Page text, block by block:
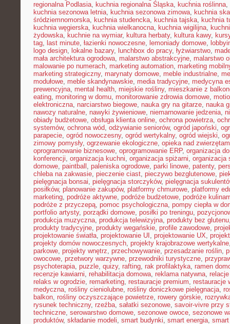
regionalna Podlasia, kuchnia regionalna Śląska, kuchnia roślinna,
kuchnia sezonowa letnia, kuchnia sezonowa zimowa, kuchnia
śródziemnomorska, kuchnia studencka, kuchnia tajska, kuchnia
kuchnia węgierska, kuchnia wielkanocna, kuchnia wigilijna,
żydowska, kuchnie na wymiar, kultura herbaty, kultura kawy,
tag, last minute, łazienki nowoczesne, lemoniady domowe,
logo design, lokalne bazary, lunchbox do pracy, łyżwiarstwo,
mała architektura ogrodowa, malarstwo abstrakcyjne, malarstwo
malowanie po numerach, marketing automation, marketing
marketing strategiczny, marynaty domowe, meble industrialne,
modułowe, meble skandynawskie, media tradycyjne, medycyna
prewencyjna, mental health, miejskie rośliny, mieszkanie z
eating, monitoring w domu, monitorowanie zdrowia domowe,
elektroniczna, narciarstwo biegowe, nauka gry na gitarze, nauka
nawozy naturalne, nawyki żywieniowe, niemarnowanie jedzenia,
obiady budżetowe, obsługa klienta online, ochrona powietrza,
systemów, ochrona wód, odżywianie seniorów, ogród japoński,
parapecie, ogród nowoczesny, ogród wertykalny, ogród wiejski,
zimowy pomysły, ogrzewanie ekologiczne, opieka nad
oprogramowanie biznesowe, oprogramowanie ERP, organizacja
konferencji, organizacja kuchni, organizacja spiżarni, organizacja
domowe, paintball , paleniska ogrodowe, parki linowe, patenty,
chleba na zakwasie, pieczenie ciast, pieczywo bezglutenowe,
pielęgnacja bonsai, pielęgnacja storczyków, pielęgnacja
posiłków, planowanie zakupów, platformy chmurowe, platformy
marketing, podróże aktywne, podróże budżetowe, podróże
podróże z przyczepą, pomoc psychologiczna, pompy ciepła w
portfolio artysty, porządki domowe, posiłki po treningu,
produkcja muzyczna, produkcja telewizyjna, produkty bez glutenu
produkty tradycyjne, produkty wegańskie, profile zawodowe,
projektowanie światła, projektowanie UI , projektowanie UX,
projekty domów nowoczesnych, projekty krajobrazowe wertykalne
parkowe, projekty wnętrz, przechowywanie, przesadzanie roślin,
owocowe, przetwory warzywne, przewodniki turystyczne,
psychoterapia, puzzle, quizy, rafting, rak profilaktyka, ramen
recenzje kawiarni, rehabilitacja domowa, reklama natywna,
relaks w ogrodzie, remarketing, restauracje premium, restauracje
medyczna, rośliny cieniolubne, rośliny doniczkowe pielęgnacja,
balkon, rośliny oczyszczające powietrze, rowery górskie,
rysunek techniczny, rzeźba, sałatki sezonowe, savoir-vivre przy
techniczne, serowarstwo domowe, sezonowe owoce, sezonowe
produktów, składanie modeli, smart budynki, smart energia,